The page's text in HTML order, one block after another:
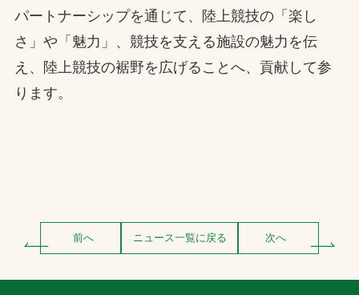
パートナーシップを通じて、陸上競技の「楽し
さ」や「魅力」、競技を支える施設の魅力を伝
え、陸上競技の裾野を広げることへ、貢献して参
ります。
前へ ニュース一覧に戻る 次へ